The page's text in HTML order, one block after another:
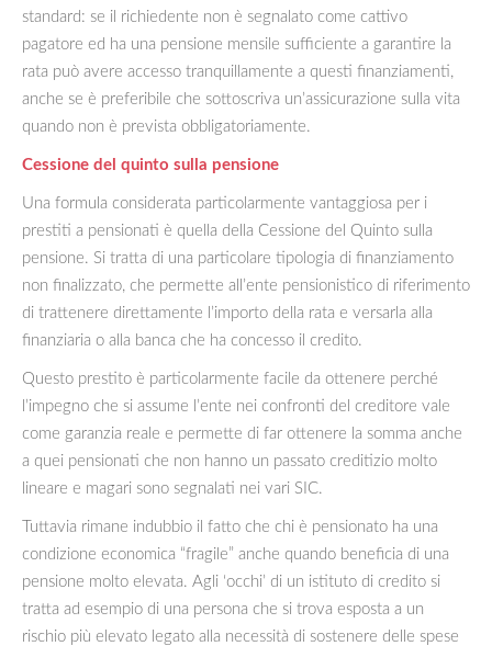
standard: se il richiedente non è segnalato come cattivo
pagatore ed ha una pensione mensile sufficiente a garantire la
rata può avere accesso tranquillamente a questi finanziamenti,
anche se è preferibile che sottoscriva un’assicurazione sulla vita
quando non è prevista obbligatoriamente.
Cessione del quinto sulla pensione
Una formula considerata particolarmente vantaggiosa per i
prestiti a pensionati è quella della Cessione del Quinto sulla
pensione. Si tratta di una particolare tipologia di finanziamento
non finalizzato, che permette all’ente pensionistico di riferimento
di trattenere direttamente l’importo della rata e versarla alla
finanziaria o alla banca che ha concesso il credito.
Questo prestito è particolarmente facile da ottenere perché
l’impegno che si assume l’ente nei confronti del creditore vale
come garanzia reale e permette di far ottenere la somma anche
a quei pensionati che non hanno un passato creditizio molto
lineare e magari sono segnalati nei vari SIC.
Tuttavia rimane indubbio il fatto che chi è pensionato ha una
condizione economica “fragile” anche quando beneficia di una
pensione molto elevata. Agli ‘occhi’ di un istituto di credito si
tratta ad esempio di una persona che si trova esposta a un
rischio più elevato legato alla necessità di sostenere delle spese